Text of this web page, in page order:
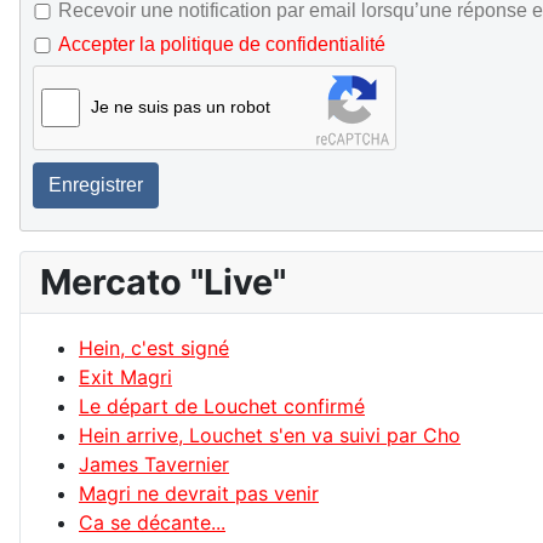
Recevoir une notification par email lorsqu’une réponse
Accepter la politique de confidentialité
Je ne suis pas un robot
Enregistrer
Mercato "Live"
Hein, c'est signé
Exit Magri
Le départ de Louchet confirmé
Hein arrive, Louchet s'en va suivi par Cho
James Tavernier
Magri ne devrait pas venir
Ca se décante...